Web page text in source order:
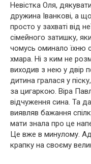
Невістка Оля,
дружина Іванкові, а
просто у захваті від
сімейного затишку,
чомусь оминало їхню
хмара. Ні з ким не
виходив з нею у двір
дитина гралася у
за цигаркою. Віра
відчуження сина. Та
виявляв бажання
мати знала про це
Це вже в минулому.
крапку на своєму